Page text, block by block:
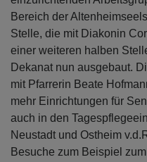
Bereich der
Stelle, die mit Diakonin
einer weiteren halben
Dekanat nun ausgebaut.
mit Pfarrerin Beate
mehr Einrichtungen für
auch in den
Neustadt und Ostheim
Besuche zum Beispiel